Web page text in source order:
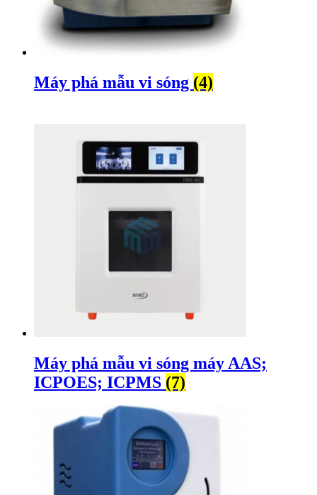
Máy phá mẫu vi sóng (4)
Máy phá mẫu vi sóng máy AAS;
ICPOES; ICPMS (7)